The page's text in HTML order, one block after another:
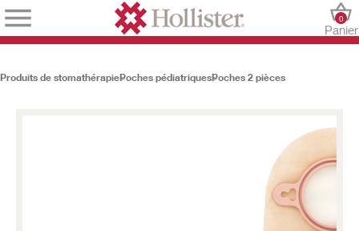
Panier
0
Produits de stomathérapiePoches pédiatriquesPoches 2 pièces